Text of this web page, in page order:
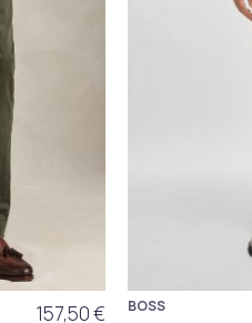
157,50 € BOSS